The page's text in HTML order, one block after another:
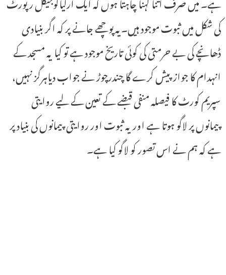
کی شکل میں ثبوت موجود ہیں۔یہ پوچھے جانے پر کہ اگر بنیادی
ڈھانچے کی بے حرمتی کی کوئی تاریخ موجود ہے تو کیا یہ مسجد کے
انہدام کا جواز پیش کرے گا چندرچوڑ نے جواب دیاہرگز نہیں،
سپریم کورٹ کا فیصلہ منفی قبضے کے تعین کے لیے روایتی
پیمانوں پر لاگو ہوتا ہے اور یہ ثبوت اور روایتی پیمانوں کی بنیاد پر
ہے کہ ہم نے اس تصور کو لاگو کیا ہے۔